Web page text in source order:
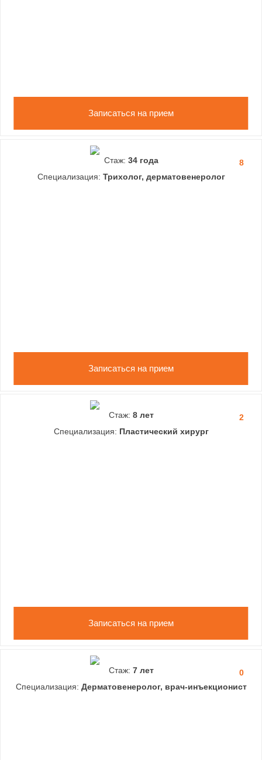
Записаться на прием
8
Стаж: 34 года
Специализация: Трихолог, дерматовенеролог
Записаться на прием
2
Стаж: 8 лет
Специализация: Пластический хирург
Записаться на прием
0
Стаж: 7 лет
Специализация: Дерматовенеролог, врач-инъекционист